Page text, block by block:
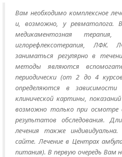
Вам необходимо комплексное
и, возможно, у ревматолога.
медикаментозная терапия,
иглорефлексотерапия,
заниматься регулярно в
методы являются
периодически (от 2 до 4
определяются в
клинической картины,
возможно только при осмотре
результатов обследования.
лечения также
сайте. Лечение в Центрах
питания). В первую очередь Вам